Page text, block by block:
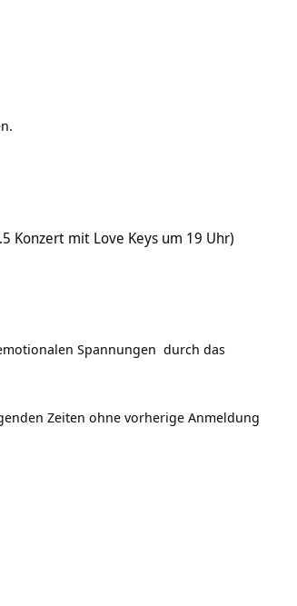
Konzert mit Love Keys um 19 Uhr)
Spannungen durch das
Zeiten ohne vorherige Anmeldung